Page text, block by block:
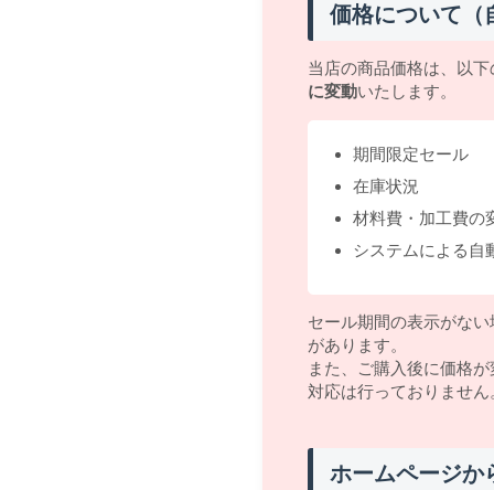
価格について（
当店の商品価格は、以
に変動いたします。
期間限定セール
在庫状況
材料費・加工費の
システムによる自
セール期間の表示がな
があります。
また、ご購入後に価格
対応は行っておりません
ホームページか